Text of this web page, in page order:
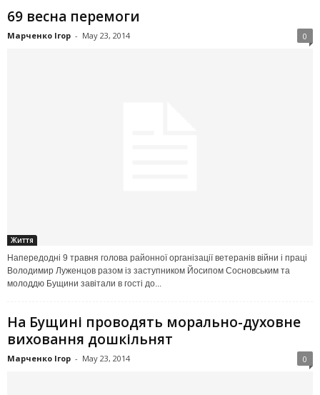
69 весна перемоги
Марченко Ігор - May 23, 2014 0
Життя
Напередодні 9 травня голова районної організації ветеранів війни і праці
Володимир Луженцов разом із заступником Йосипом Сосновським та
молоддю Бущини завітали в гості до...
На Бущині проводять морально-духовне
виховання дошкільнят
Марченко Ігор - May 23, 2014 0